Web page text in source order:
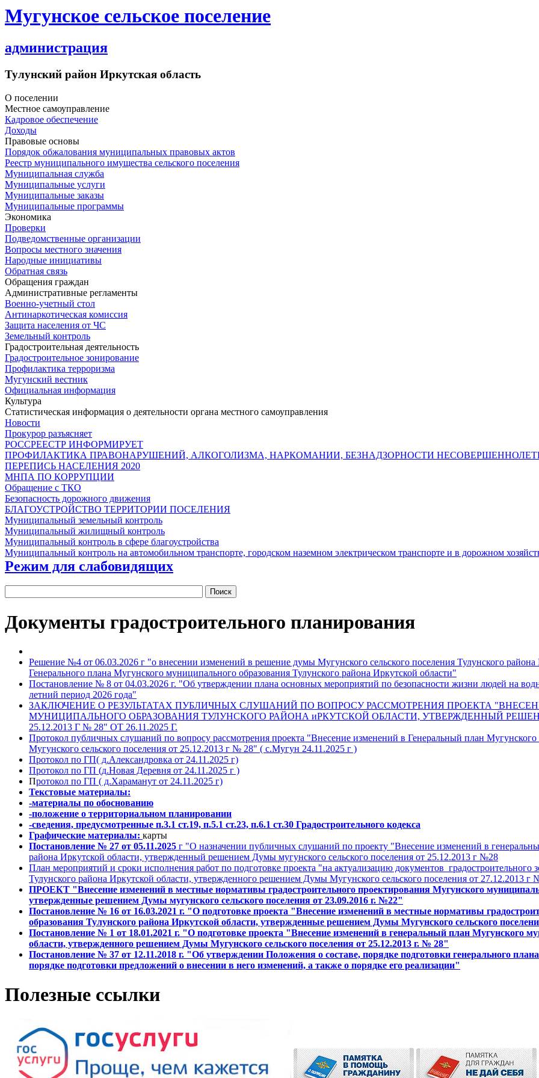
Мугунское сельское поселение
администрация
Тулунский район Иркутская область
О поселении
Местное самоуправление
Кадровое обеспечение
Доходы
Правовые основы
Порядок обжалования муниципальных правовых актов
Реестр муниципального имущества сельского поселения
Муниципальная служба
Муниципальные услуги
Муниципальные заказы
Муниципальные программы
Экономика
Проверки
Подведомственные организации
Вопросы местного значения
Народные инициативы
Обратная связь
Обращения граждан
Административные регламенты
Военно-учетный стол
Антинаркотическая комиссия
Защита населения от ЧС
Земельный контроль
Градостроительная деятельность
Градостроительное зонирование
Профилактика терроризма
Мугунский вестник
Официальная информация
Культура
Статистическая информация о деятельности органа местного самоуправления
Новости
Прокурор разъясняет
РОССРЕЕСТР ИНФОРМИРУЕТ
ПРОФИЛАКТИКА ПРАВОНАРУШЕНИЙ, АЛКОГОЛИЗМА, НАРКОМАНИИ, БЕЗНАДЗОРНОСТИ
ПЕРЕПИСЬ НАСЕЛЕНИЯ 2020
МНПА ПО КОРРУПЦИИ
Обращение с ТКО
Безопасность дорожного движения
БЛАГОУСТРОЙСТВО ТЕРРИТОРИИ ПОСЕЛЕНИЯ
Муниципальный земельный контроль
Муниципальный жилищный контроль
Муниципальный контроль в сфере благоустройства
Муниципальный контроль на автомобильном транспорте, городском наземном электрическом транспорте и в дорожном
Режим для слабовидящих
Документы градостроительного планирования
Решение №4 от 06.03.2026 г "о внесении изменений в решение думы Мугунского сельского поселения Тулунского
Генерального плана Мугунского муниципального образования Тулунского района Иркутской области"
Постановление № 8 от 04.03.2026 г. "Об утверждении плана основных мероприятий по безопасности жизни людей на
летний период 2026 года"
ЗАКЛЮЧЕНИЕ О РЕЗУЛЬТАТАХ ПУБЛИЧНЫХ СЛУШАНИЙ ПО ВОПРОСУ РАССМОТРЕНИЯ ПРОЕКТА
МУНИЦИПАЛЬНОГО ОБРАЗОВАНИЯ ТУЛУНСКОГО РАЙОНА иРКУТСКОЙ ОБЛАСТИ, УТВЕРЖДЕННЫЙ
25.12.2013 Г № 28" ОТ 26.11.2025 Г.
Протокол публичных слушаний по вопросу рассмотрения проекта "Внесение изменений в Генеральный план
Мугунского сельского поселения от 25.12.2013 г № 28" ( с.Мугун 24.11.2025 г )
Протокол по ГП( д.Александровка от 24.11.2025 г)
Протокол по ГП (д.Новая Деревня от 24.11.2025 г )
Протокол по ГП ( д.Хараманут от 24.11.2025 г)
Текстовые материалы:
-материалы по обоснованию
-положение о территориальном планировании
-сведения, предусмотренные п.3.1 ст.19, п.5.1 ст.23, п.6.1 ст.30 Градостроительного кодекса
Графические материалы: карты
Постановление № 27 от 05.11.2025 г "О назначении публичных слушаний по проекту "Внесение изменений в
района Иркутской области, утвержденный решением Думы мугунского сельского поселения от 25.12.2013 г №28
План мероприятий и сроки исполнения работ по подготовке проекта "на актуализацию документов
Тулунского района Иркутской области, утвержденного решением Думы Мугунского сельского поселения от 27.12.2013 г
ПРОЕКТ "Внесение изменений в местные нормативы градостроительного проектирования Мугунского
утвержденные решением Думы мугунского сельского поселения от 23.09.2016 г. №22"
Постановление № 16 от 16.03.2021 г. "О подготовке проекта "Внесение изменений в местные нормативы
образования Тулунского района Иркутской области, утвержденные решением Думы Мугунского сельского
Постановление № 1 от 18.01.2021 г. "О подготовке проекта "Внесение изменений в генеральный план Мугунского
области, утвержденного решением Думы Мугунского сельского поселения от 25.12.2013 г. № 28"
Постановление № 37 от 12.11.2018 г. "Об утверждении Положения о составе, порядке подготовки генерального
порядке подготовки предложений о внесении в него изменений, а также о порядке его реализации"
Полезные ссылки